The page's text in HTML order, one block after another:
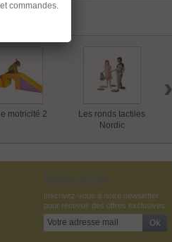
motricité 2
Les ronds tactiles
Nordic
›
Newsletter
Inscrivez-vous à notre newsletter
pour recevoir des offres exclusives
commandes.